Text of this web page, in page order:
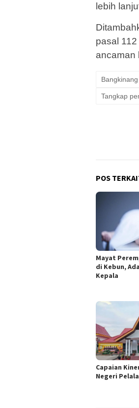
lebih
pasal
ancaman
Bangkinang
Tangkap
POS
Mayat
di Kebun,
Kepala
Capaian
Negeri